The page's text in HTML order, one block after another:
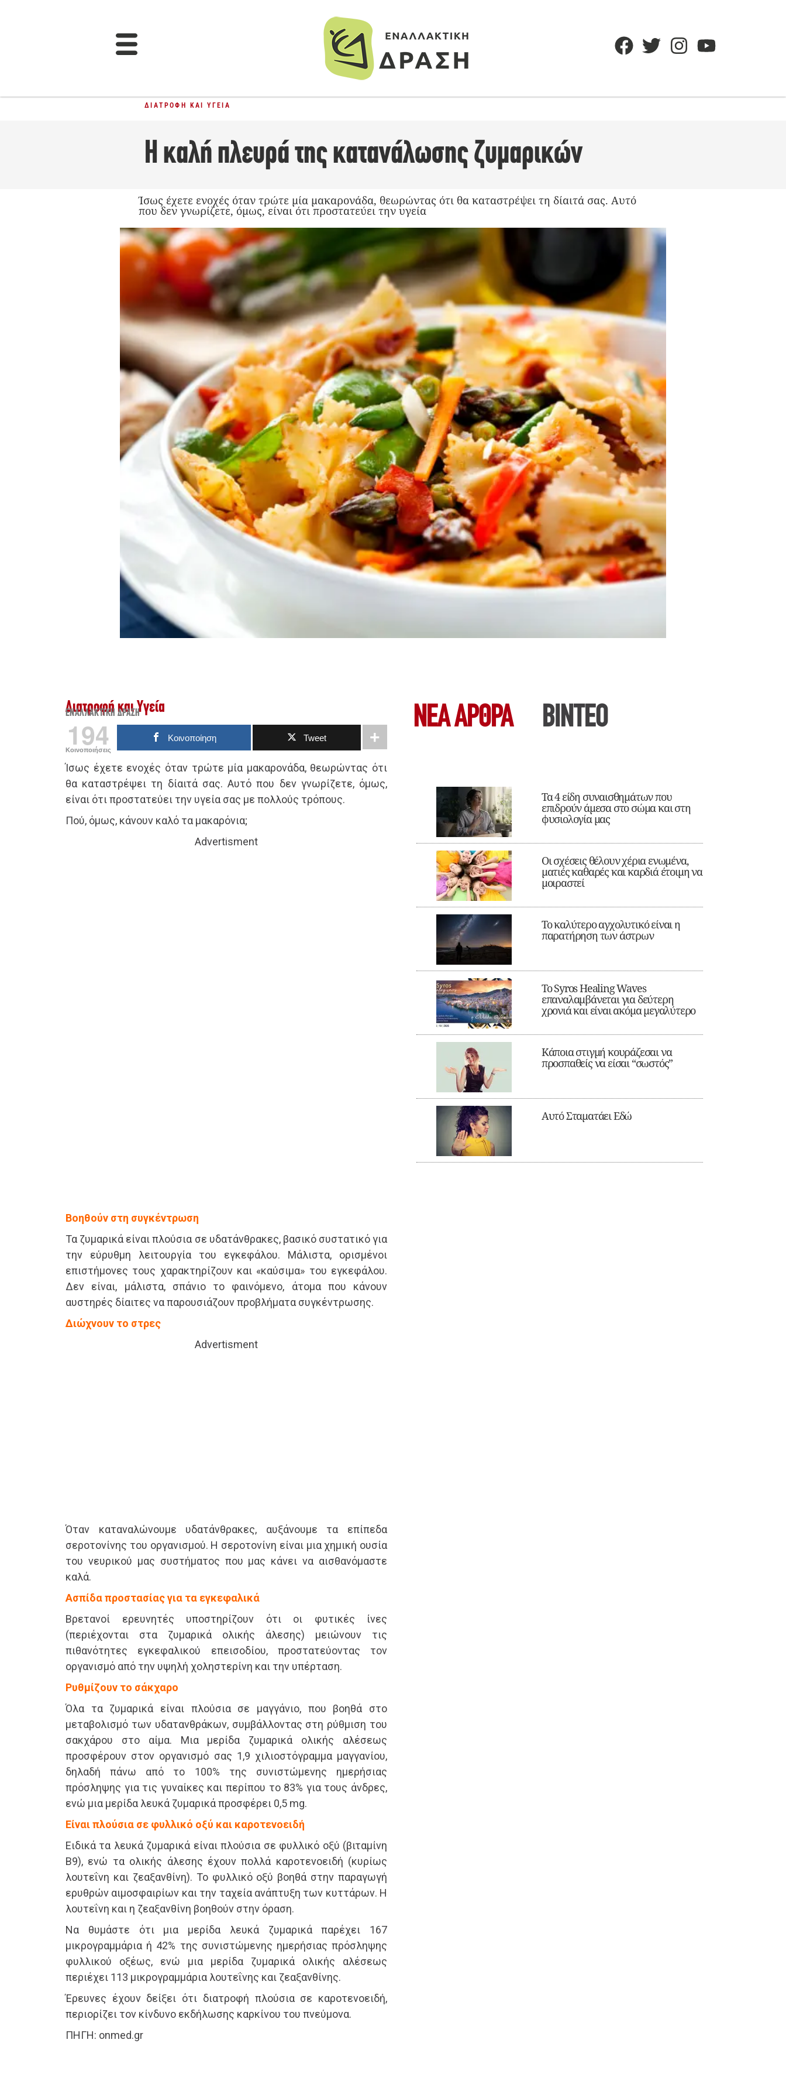
ΔΙΑΤΡΟΦΉ ΚΑΙ ΥΓΕΊΑ
Η καλή πλευρά της κατανάλωσης ζυμαρικών
Ίσως έχετε ενοχές όταν τρώτε μία μακαρονάδα, θεωρώντας ότι θα καταστρέψει τη δίαιτά σας. Αυτό
που δεν γνωρίζετε, όμως, είναι ότι προστατεύει την υγεία
Διατροφή και Υγεία
ΕΝΑΛΛΑΚΤΙΚΉ ΔΡΆΣΗ
194
Κοινοποιήσεις
Κοινοποίηση Tweet
Ίσως έχετε ενοχές όταν τρώτε μία μακαρονάδα, θεωρώντας ότι
θα καταστρέψει τη δίαιτά σας. Αυτό που δεν γνωρίζετε, όμως,
είναι ότι προστατεύει την υγεία σας με πολλούς τρόπους.
Πού, όμως, κάνουν καλό τα μακαρόνια;
Advertisment
Βοηθούν στη συγκέντρωση
Τα ζυμαρικά είναι πλούσια σε υδατάνθρακες, βασικό συστατικό για
την εύρυθμη λειτουργία του εγκεφάλου. Μάλιστα, ορισμένοι
επιστήμονες τους χαρακτηρίζουν και «καύσιμα» του εγκεφάλου.
Δεν είναι, μάλιστα, σπάνιο το φαινόμενο, άτομα που κάνουν
αυστηρές δίαιτες να παρουσιάζουν προβλήματα συγκέντρωσης.
Διώχνουν το στρες
Advertisment
Όταν καταναλώνουμε υδατάνθρακες, αυξάνουμε τα επίπεδα
σεροτονίνης του οργανισμού. Η σεροτονίνη είναι μια χημική ουσία
του νευρικού μας συστήματος που μας κάνει να αισθανόμαστε
καλά.
Ασπίδα προστασίας για τα εγκεφαλικά
Βρετανοί ερευνητές υποστηρίζουν ότι οι φυτικές ίνες
(περιέχονται στα ζυμαρικά ολικής άλεσης) μειώνουν τις
πιθανότητες εγκεφαλικού επεισοδίου, προστατεύοντας τον
οργανισμό από την υψηλή χοληστερίνη και την υπέρταση.
Ρυθμίζουν το σάκχαρο
Όλα τα ζυμαρικά είναι πλούσια σε μαγγάνιο, που βοηθά στο
μεταβολισμό των υδατανθράκων, συμβάλλοντας στη ρύθμιση του
σακχάρου στο αίμα. Μια μερίδα ζυμαρικά ολικής αλέσεως
προσφέρουν στον οργανισμό σας 1,9 χιλιοστόγραμμα μαγγανίου,
δηλαδή πάνω από το 100% της συνιστώμενης ημερήσιας
πρόσληψης για τις γυναίκες και περίπου το 83% για τους άνδρες,
ενώ μια μερίδα λευκά ζυμαρικά προσφέρει 0,5 mg.
Είναι πλούσια σε φυλλικό οξύ και καροτενοειδή
Ειδικά τα λευκά ζυμαρικά είναι πλούσια σε φυλλικό οξύ (βιταμίνη
Β9), ενώ τα ολικής άλεσης έχουν πολλά καροτενοειδή (κυρίως
λουτεΐνη και ζεαξανθίνη). Το φυλλικό οξύ βοηθά στην παραγωγή
ερυθρών αιμοσφαιρίων και την ταχεία ανάπτυξη των κυττάρων. Η
λουτεΐνη και η ζεαξανθίνη βοηθούν στην όραση.
Να θυμάστε ότι μια μερίδα λευκά ζυμαρικά παρέχει 167
μικρογραμμάρια ή 42% της συνιστώμενης ημερήσιας πρόσληψης
φυλλικού οξέως, ενώ μια μερίδα ζυμαρικά ολικής αλέσεως
περιέχει 113 μικρογραμμάρια λουτεΐνης και ζεαξανθίνης.
Έρευνες έχουν δείξει ότι διατροφή πλούσια σε καροτενοειδή,
περιορίζει τον κίνδυνο εκδήλωσης καρκίνου του πνεύμονα.
ΠΗΓΗ: onmed.gr
ΝΕΑ ΆΡΘΡΑ ΒΙΝΤΕΟ
Τα 4 είδη συναισθημάτων που
επιδρούν άμεσα στο σώμα και στη
φυσιολογία μας
Οι σχέσεις θέλουν χέρια ενωμένα,
ματιές καθαρές και καρδιά έτοιμη να
μοιραστεί
Το καλύτερο αγχολυτικό είναι η
παρατήρηση των άστρων
Το Syros Healing Waves
επαναλαμβάνεται για δεύτερη
χρονιά και είναι ακόμα μεγαλύτερο
Κάποια στιγμή κουράζεσαι να
προσπαθείς να είσαι “σωστός”
Αυτό Σταματάει Εδώ